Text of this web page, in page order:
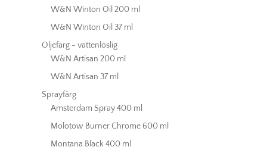
W&N Winton Oil 200 ml
W&N Winton Oil 37 ml
Oljefärg - vattenlöslig
W&N Artisan 200 ml
W&N Artisan 37 ml
Sprayfärg
Amsterdam Spray 400 ml
Molotow Burner Chrome 600 ml
Montana Black 400 ml